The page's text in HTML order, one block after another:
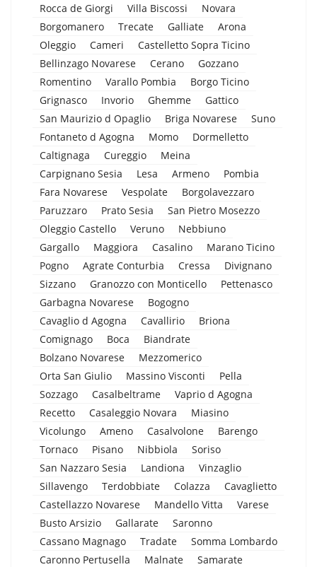
Rocca de Giorgi
Villa Biscossi
Novara
Borgomanero
Trecate Galliate
Arona
Oleggio
Cameri
Castelletto Sopra Ticino
Bellinzago Novarese
Cerano
Gozzano
Romentino
Varallo Pombia
Borgo Ticino
Grignasco
Invorio Ghemme
Gattico
San Maurizio d Opaglio
Briga Novarese
Suno
Fontaneto d Agogna
Momo
Dormelletto
Caltignaga
Cureggio
Meina
Carpignano Sesia
Lesa Armeno
Pombia
Fara Novarese
Vespolate
Borgolavezzaro
Paruzzaro
Prato Sesia
San Pietro Mosezzo
Oleggio Castello
Veruno
Nebbiuno
Gargallo
Maggiora Casalino
Marano Ticino
Pogno
Agrate Conturbia Cressa
Divignano
Sizzano
Granozzo con Monticello
Pettenasco
Garbagna Novarese
Bogogno
Cavaglio d Agogna
Cavallirio
Briona
Comignago
Boca
Biandrate
Bolzano Novarese
Mezzomerico
Orta San Giulio
Massino Visconti
Pella
Sozzago
Casalbeltrame
Vaprio d Agogna
Recetto
Casaleggio Novara
Miasino
Vicolungo
Ameno Casalvolone
Barengo
Tornaco
Pisano Nibbiola
Soriso
San Nazzaro Sesia
Landiona
Vinzaglio
Sillavengo
Terdobbiate Colazza
Cavaglietto
Castellazzo Novarese
Mandello Vitta
Varese
Busto Arsizio
Gallarate
Saronno
Cassano Magnago
Tradate
Somma Lombardo
Caronno Pertusella
Malnate
Samarate